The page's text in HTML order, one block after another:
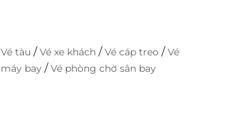
Vé tàu /Vé xe khách /Vé cáp treo /Vé
máy bay /Vé phòng chờ sân bay